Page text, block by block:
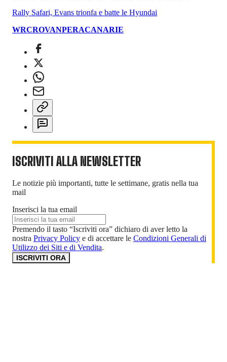
Rally Safari, Evans trionfa e batte le Hyundai
WRCROVANPERACANARIE
ISCRIVITI ALLA NEWSLETTER
Le notizie più importanti, tutte le settimane, gratis nella tua
mail
Inserisci la tua email
Premendo il tasto “Iscriviti ora” dichiaro di aver letto la
nostra Privacy Policy e di accettare le Condizioni Generali di
Utilizzo dei Siti e di Vendita.
ISCRIVITI ORA